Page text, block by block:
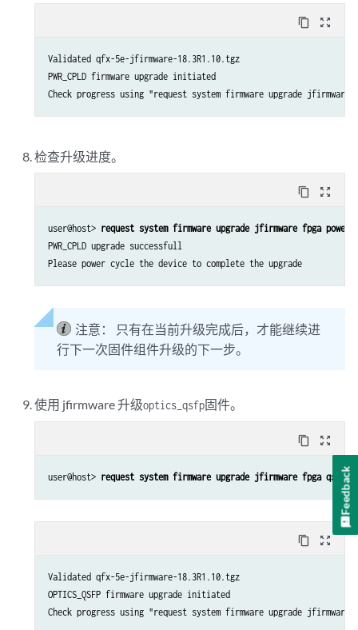
content_copy zoom_out_map
Validated qfx-5e-jfirmware-18.3R1.10.tgz
PWR_CPLD firmware upgrade initiated
检查升级进度。
content_copy zoom_out_map
user@host> request system firmware upgrade jfirmware fpga
PWR_CPLD upgrade successfull
注意：
只有在当前升级完成后，才能继续进
行下一次固件组件升级的下一步。
使用 jfirmware 升级optics_qsfp固件。
content_copy zoom_out_map
user@host> request system firmware upgrade jfirmware fpga qsfp
content_copy zoom_out_map
Validated qfx-5e-jfirmware-18.3R1.10.tgz
OPTICS_QSFP firmware upgrade initiated
Feedback